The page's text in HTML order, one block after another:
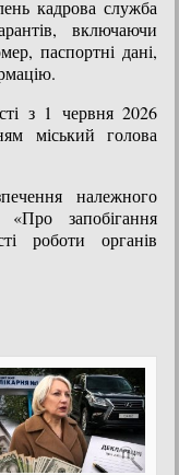
кадрова служба
включаючи
паспортні дані,
з 1 червня 2026
міський голова
належного
запобігання
роботи органів